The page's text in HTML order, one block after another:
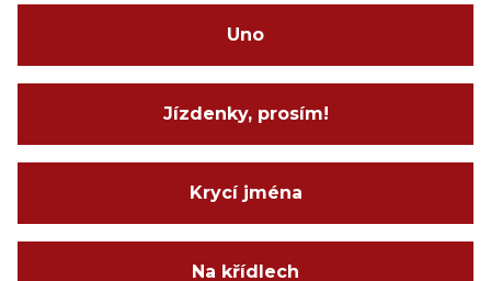
Uno
Jízdenky, prosím!
Krycí jména
Na křídlech